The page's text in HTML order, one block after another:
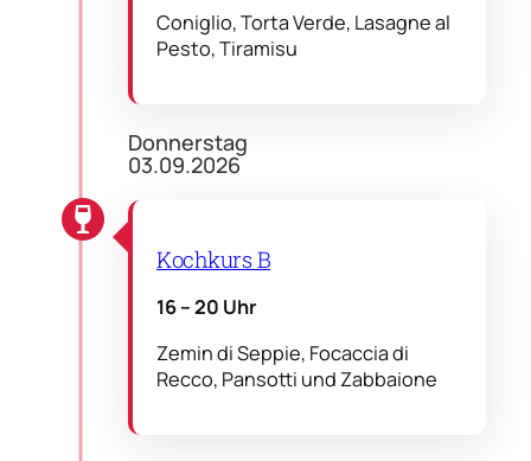
Coniglio, Torta Verde, Lasagne al
Pesto, Tiramisu
Donnerstag
03.09.2026
Kochkurs B
16 – 20 Uhr
Zemin di Seppie, Focaccia di
Recco, Pansotti und Zabbaione